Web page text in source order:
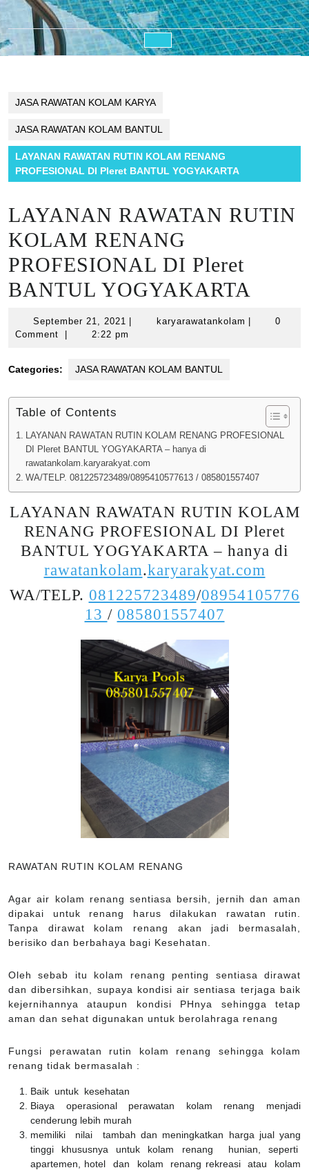
Open
JASA RAWATAN KOLAM KARYA
JASA RAWATAN KOLAM BANTUL
LAYANAN RAWATAN RUTIN KOLAM RENANG
PROFESIONAL DI Pleret BANTUL YOGYAKARTA
LAYANAN RAWATAN RUTIN
KOLAM RENANG
PROFESIONAL DI Pleret
BANTUL YOGYAKARTA
September 21, 2021 September
21,
karyarawatankolam
0
Comment
2:22 pm
Categories: JASA RAWATAN KOLAM BANTUL
Table of Contents
LAYANAN RAWATAN RUTIN KOLAM RENANG PROFESIONAL
DI Pleret BANTUL YOGYAKARTA – hanya di
rawatankolam.karyarakyat.com
WA/TELP. 081225723489/0895410577613 / 085801557407
LAYANAN RAWATAN RUTIN KOLAM
RENANG PROFESIONAL DI Pleret
BANTUL YOGYAKARTA – hanya di
rawatankolam.karyarakyat.com
WA/TELP. 081225723489/08954105776
13 / 085801557407
RAWATAN RUTIN KOLAM RENANG
Agar air kolam renang sentiasa bersih, jernih dan aman
dipakai untuk renang harus dilakukan rawatan rutin.
Tanpa dirawat kolam renang akan jadi bermasalah,
berisiko dan berbahaya bagi Kesehatan.
Oleh sebab itu kolam renang penting sentiasa dirawat
dan dibersihkan, supaya kondisi air sentiasa terjaga baik
kejernihannya ataupun kondisi PHnya sehingga tetap
aman dan sehat digunakan untuk berolahraga renang
Fungsi perawatan rutin kolam renang sehingga kolam
renang tidak bermasalah :
Baik untuk kesehatan
Biaya operasional perawatan kolam renang menjadi
cenderung lebih murah
memiliki nilai tambah dan meningkatkan harga jual yang
tinggi khususnya untuk kolam renang hunian, seperti
apartemen, hotel dan kolam renang rekreasi atau kolam